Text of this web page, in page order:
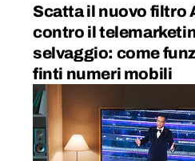
Scatta il nuovo filtro
contro il
selvaggio: come
finti numeri mobili